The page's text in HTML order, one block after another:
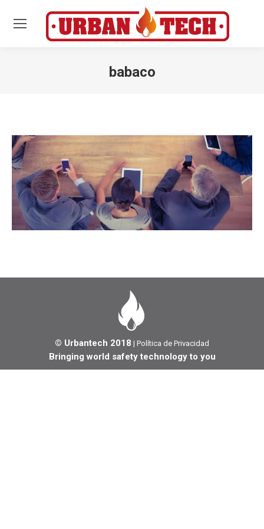
babaco
© Urbantech 2018 | Política de Privacidad
Bringing world safety technology to you